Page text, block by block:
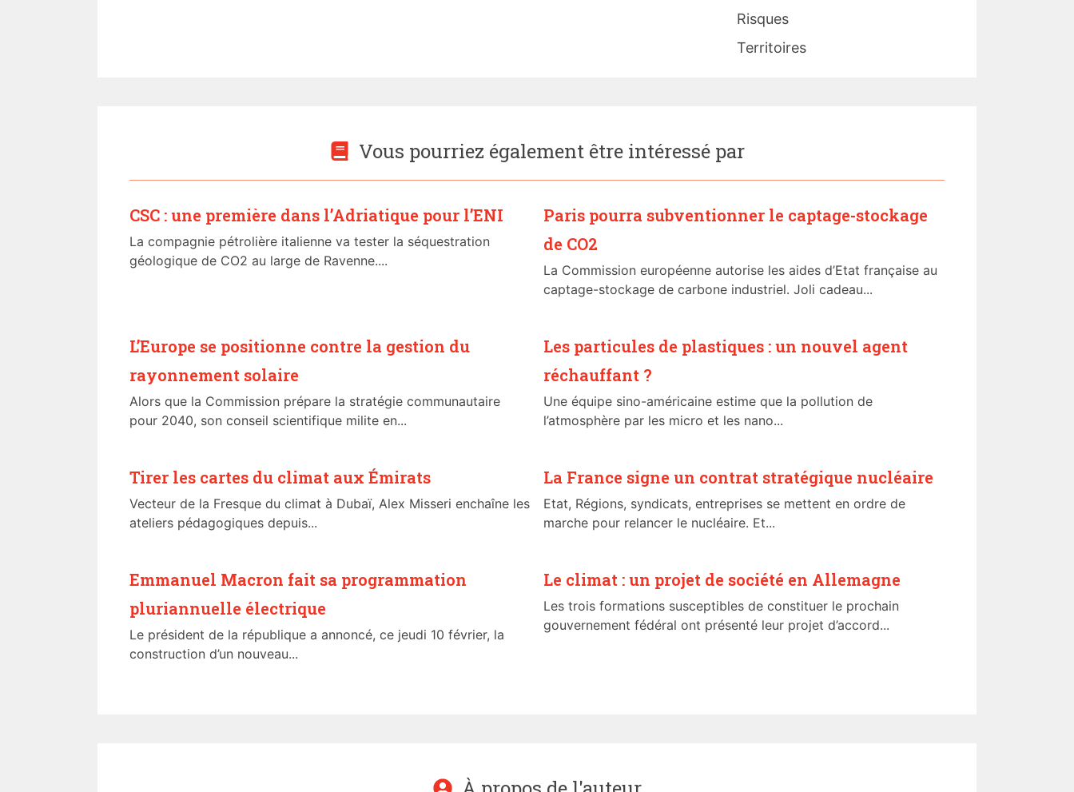
Risques
Territoires
Vous pourriez également être intéressé par
CSC : une première dans l’Adriatique pour l’ENI
La compagnie pétrolière italienne va tester la séquestration
géologique de CO2 au large de Ravenne....
Paris pourra subventionner le captage-stockage
de CO2
La Commission européenne autorise les aides d’Etat française au
captage-stockage de carbone industriel. Joli cadeau...
L’Europe se positionne contre la gestion du
rayonnement solaire
Alors que la Commission prépare la stratégie communautaire
pour 2040, son conseil scientifique milite en...
Les particules de plastiques : un nouvel agent
réchauffant ?
Une équipe sino-américaine estime que la pollution de
l’atmosphère par les micro et les nano...
Tirer les cartes du climat aux Émirats
Vecteur de la Fresque du climat à Dubaï, Alex Misseri enchaîne les
ateliers pédagogiques depuis...
La France signe un contrat stratégique nucléaire
Etat, Régions, syndicats, entreprises se mettent en ordre de
marche pour relancer le nucléaire. Et...
Emmanuel Macron fait sa programmation
pluriannuelle électrique
Le président de la république a annoncé, ce jeudi 10 février, la
construction d’un nouveau...
Le climat : un projet de société en Allemagne
Les trois formations susceptibles de constituer le prochain
gouvernement fédéral ont présenté leur projet d’accord...